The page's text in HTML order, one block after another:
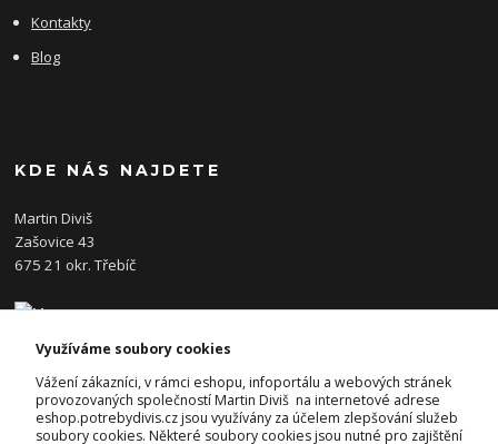
Kontakty
Blog
KDE NÁS NAJDETE
Martin Diviš
Zašovice 43
675 21 okr. Třebíč
KONTAKTY
Josef Diviš
Využíváme soubory cookies
Vážení zákazníci, v rámci eshopu, infoportálu a webových stránek
provozovaných společností Martin Diviš na internetové adrese
eshop.potrebydivis.cz jsou využívány za účelem zlepšování služeb
soubory cookies. Některé soubory cookies jsou nutné pro zajištění